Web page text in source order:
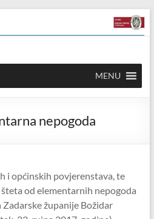
MENU
nepogoda
i općinskih povjerenstava, te
od elementarnih nepogoda
Zadarske županije Božidar